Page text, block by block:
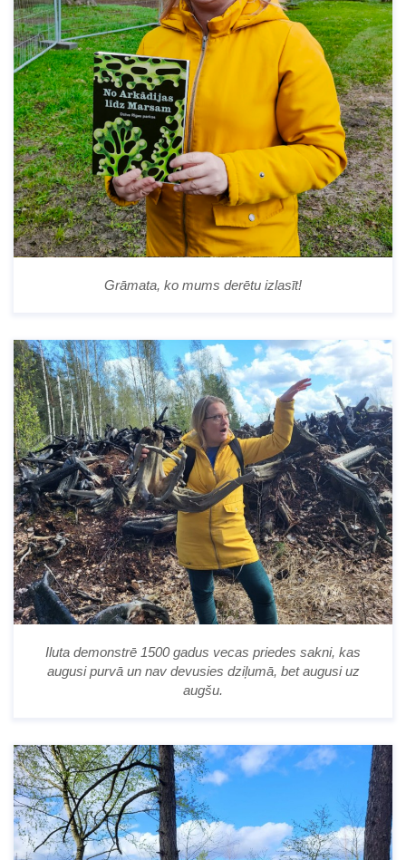
Grāmata, ko mums derētu izlasīt!
Iluta demonstrē 1500 gadus vecas priedes sakni, kas
augusi purvā un nav devusies dziļumā, bet augusi uz
augšu.